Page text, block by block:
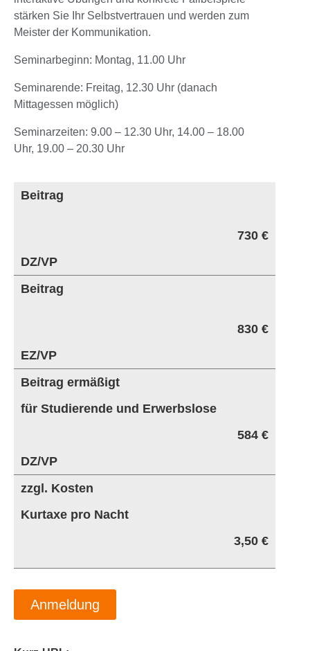
stärken Sie Ihr Selbstvertrauen und werden zum
Meister der Kommunikation.
Seminarbeginn: Montag, 11.00 Uhr
Seminarende: Freitag, 12.30 Uhr (danach
Mittagessen möglich)
Seminarzeiten: 9.00 – 12.30 Uhr, 14.00 – 18.00
Uhr, 19.00 – 20.30 Uhr
Beitrag
730 €
DZ/VP
Beitrag
830 €
EZ/VP
Beitrag ermäßigt
für Studierende und Erwerbslose
584 €
DZ/VP
zzgl. Kosten
Kurtaxe pro Nacht
3,50 €
Anmeldung